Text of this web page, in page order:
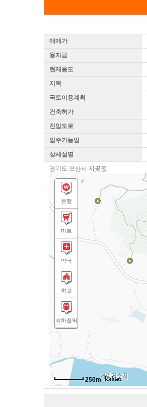
매매가
융자금
현재용도
지목
국토이용계획
건축허가
진입도로
입주가능일
상세설명
경기도 오산시 지곶동
250m
은행
마트
약국
학교
지하철역